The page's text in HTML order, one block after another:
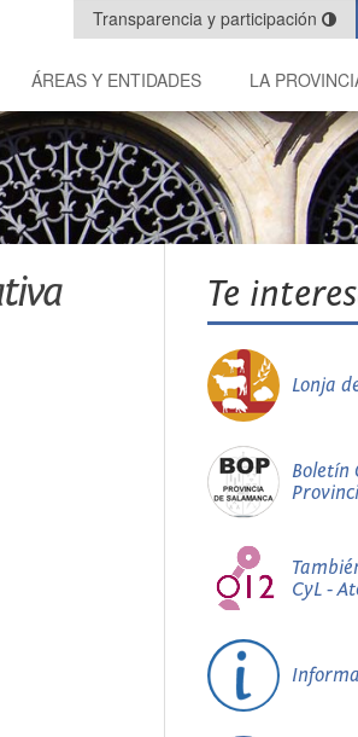
Transparencia y participación
ÁREAS Y ENTIDADES LA
Te
Lonja
Boletín
CyL -